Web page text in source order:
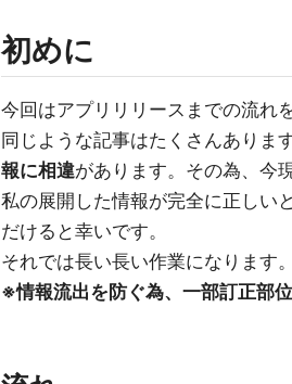
初めに
今回はアプリリリースまでの流れ
同じような記事はたくさんあります
報に相違があります。その為、今
私の展開した情報が完全に正しい
だけると幸いです。
それでは長い長い作業になります
※情報流出を防ぐ為、一部訂正部